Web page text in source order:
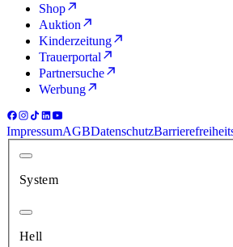
Shop
Auktion
Kinderzeitung
Trauerportal
Partnersuche
Werbung
ImpressumAGBDatenschutz
System
Hell